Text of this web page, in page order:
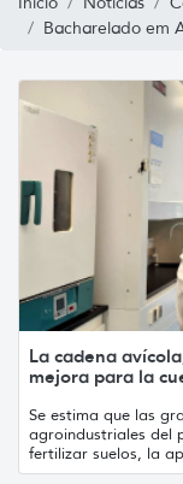
Bacharelado em
La cadena
mejora para la
Se estima que las
agroindustriales del
fertilizar suelos, la